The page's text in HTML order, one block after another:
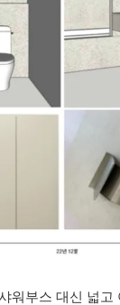
워부스 대신 넓